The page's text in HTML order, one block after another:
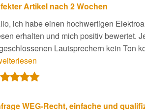
Artikel nach 2 Wochen
ich habe einen hochwertigen
erhalten und mich positiv bewertet.
Lautsprechern kein Ton
WEG-Recht, einfache und